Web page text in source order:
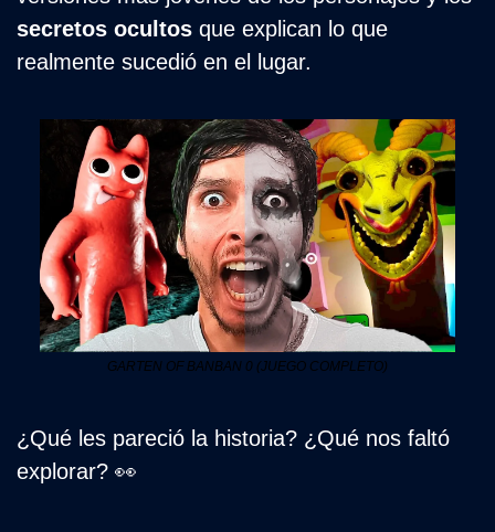
secretos ocultos que explican lo que
realmente sucedió en el lugar.
GARTEN OF BANBAN 0 (JUEGO COMPLETO)
¿Qué les pareció la historia? ¿Qué nos faltó
explorar? 👀